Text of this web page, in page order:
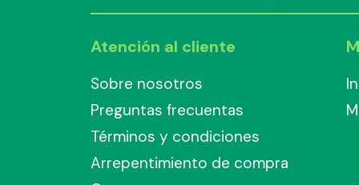
Atención al cliente
Sobre nosotros
Preguntas frecuentas
Términos y condiciones
Arrepentimiento de compra